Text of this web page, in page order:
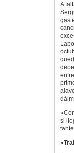
A
si